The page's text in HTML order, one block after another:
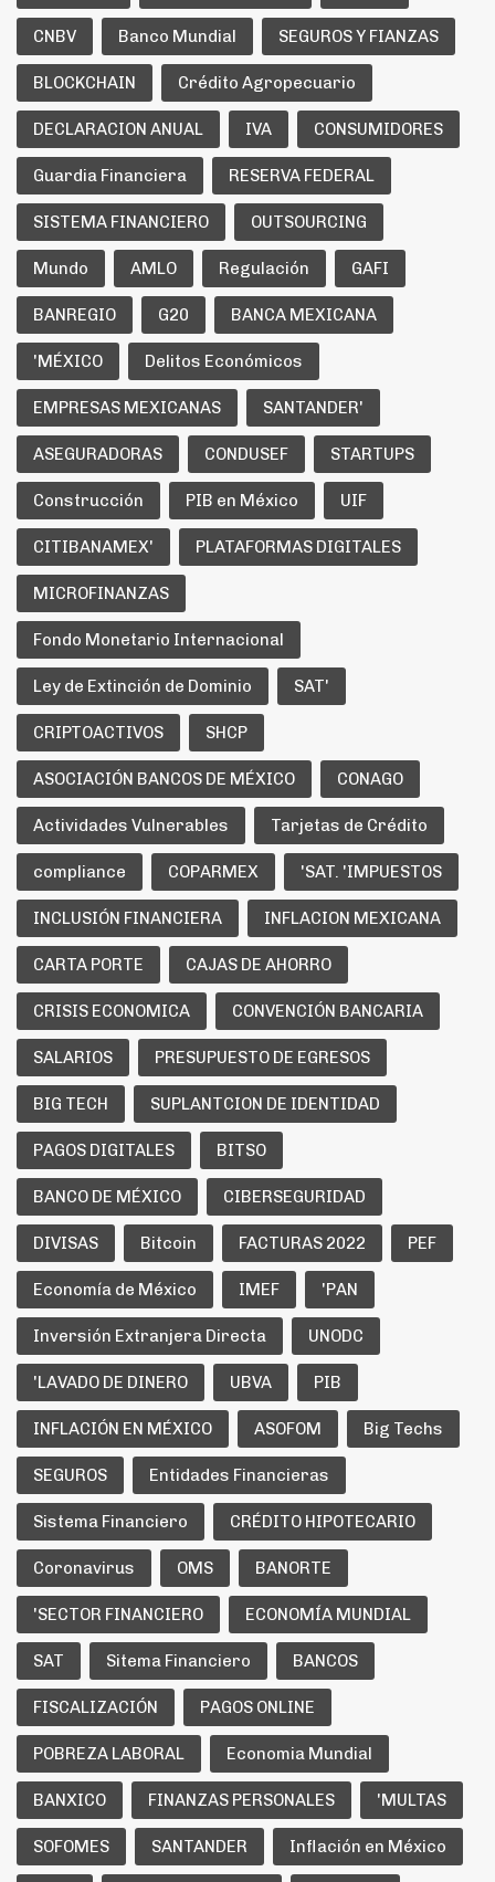
CNBV Banco Mundial SEGUROS Y FIANZAS
BLOCKCHAIN Crédito Agropecuario
DECLARACION ANUAL IVA CONSUMIDORES
Guardia Financiera RESERVA FEDERAL
SISTEMA FINANCIERO OUTSOURCING
Mundo AMLO Regulación GAFI
BANREGIO G20 BANCA MEXICANA
'MÉXICO Delitos Económicos
EMPRESAS MEXICANAS SANTANDER'
ASEGURADORAS CONDUSEF STARTUPS
Construcción PIB en México UIF
CITIBANAMEX' PLATAFORMAS DIGITALES
MICROFINANZAS
Fondo Monetario Internacional
Ley de Extinción de Dominio SAT'
CRIPTOACTIVOS SHCP
ASOCIACIÓN BANCOS DE MÉXICO CONAGO
Actividades Vulnerables Tarjetas de Crédito
compliance COPARMEX 'SAT. 'IMPUESTOS
INCLUSIÓN FINANCIERA INFLACION MEXICANA
CARTA PORTE CAJAS DE AHORRO
CRISIS ECONOMICA CONVENCIÓN BANCARIA
SALARIOS PRESUPUESTO DE EGRESOS
BIG TECH SUPLANTCION DE IDENTIDAD
PAGOS DIGITALES BITSO
BANCO DE MÉXICO CIBERSEGURIDAD
DIVISAS Bitcoin FACTURAS 2022 PEF
Economía de México IMEF 'PAN
Inversión Extranjera Directa UNODC
'LAVADO DE DINERO UBVA PIB
INFLACIÓN EN MÉXICO ASOFOM Big Techs
SEGUROS Entidades Financieras
Sistema Financiero CRÉDITO HIPOTECARIO
Coronavirus OMS BANORTE
'SECTOR FINANCIERO ECONOMÍA MUNDIAL
SAT Sitema Financiero BANCOS
FISCALIZACIÓN PAGOS ONLINE
POBREZA LABORAL Economia Mundial
BANXICO FINANZAS PERSONALES 'MULTAS
SOFOMES SANTANDER Inflación en México